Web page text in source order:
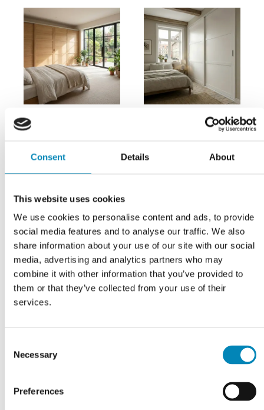
Consent Details About
This website uses cookies
We use cookies to personalise content and ads, to provide
social media features and to analyse our traffic. We also
share information about your use of our site with our social
media, advertising and analytics partners who may
combine it with other information that you’ve provided to
them or that they’ve collected from your use of their
services.
Selection
Necessary
Preferences
Mogensen Contoura
låger og softclose - Total
Fra 40.118,40
DKK
LÆS MERE
På fjernlager
Mogensen Contoura
Fra 6.656,00DKK
LÆS MERE
På fjernlager